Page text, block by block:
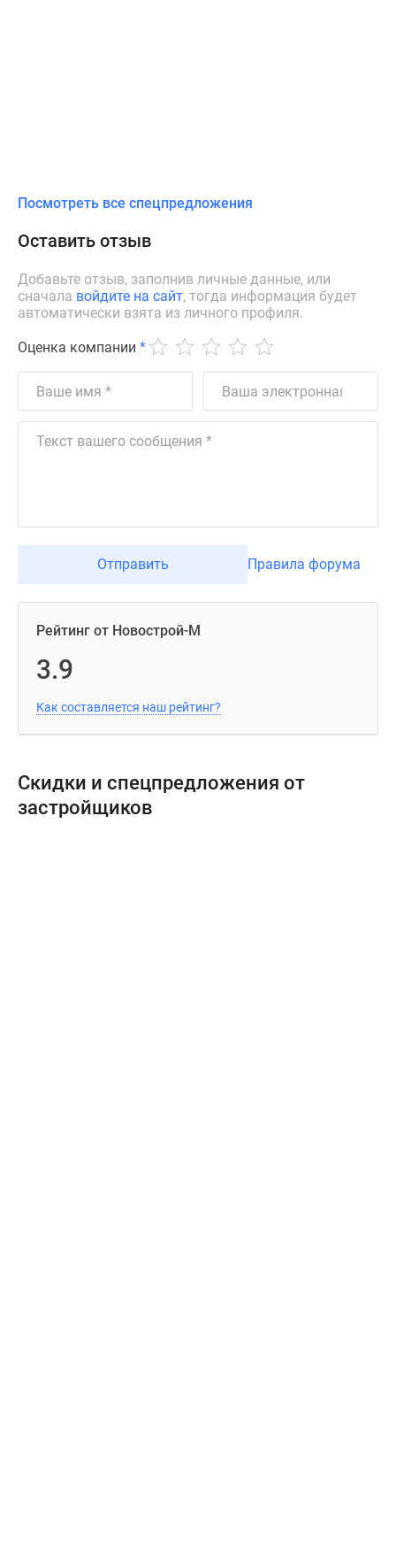
Посмотреть все спецпредложения
Оставить отзыв
Добавьте отзыв, заполнив личные данные, или
сначала войдите на сайт, тогда информация будет
автоматически взята из личного профиля.
Оценка компании *
Отправить Правила форума
Рейтинг от Новострой-М
3.9
Как составляется наш рейтинг?
Скидки и спецпредложения от
застройщиков